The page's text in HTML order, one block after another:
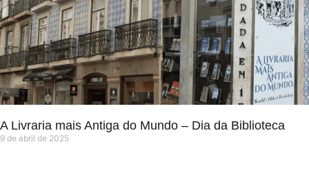
A Livraria mais Antiga do Mundo – Dia da Biblioteca
9 de abril de 2025